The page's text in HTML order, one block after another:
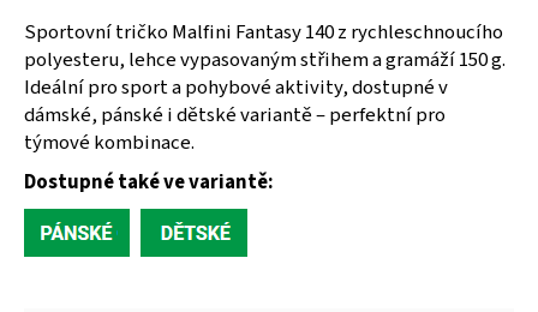
Sportovní tričko Malfini Fantasy 140 z rychleschnoucího
polyesteru, lehce vypasovaným střihem a gramáží 150 g.
Ideální pro sport a pohybové aktivity, dostupné v
dámské, pánské i dětské variantě – perfektní pro
týmové kombinace.
Dostupné také ve variantě: